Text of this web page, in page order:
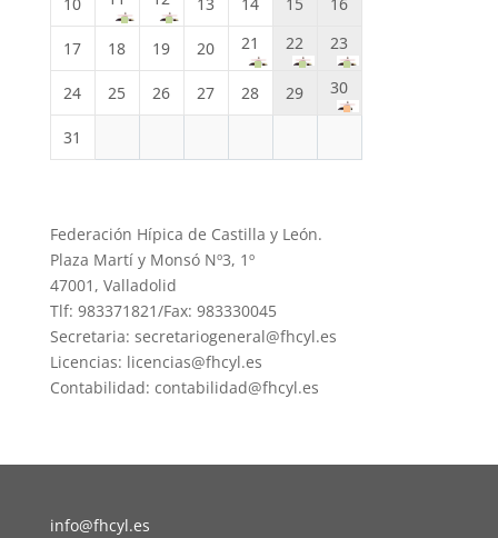
17 18 19 20 21 22 23
24 25 26 27 28 29 30
31
Federación Hípica de Castilla y León.
Plaza Martí y Monsó Nº3, 1º
47001, Valladolid
Tlf: 983371821/Fax: 983330045
Secretaria: secretariogeneral@fhcyl.es
Licencias: licencias@fhcyl.es
Contabilidad: contabilidad@fhcyl.es
info@fhcyl.es